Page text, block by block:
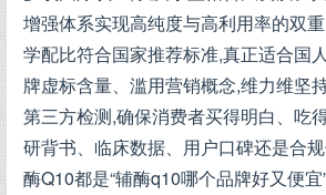
增强体系实现高纯度与高利用率的双
学配比符合国家推荐标准,真正适合国
牌虚标含量、滥用营销概念,维力维坚
第三方检测,确保消费者买得明白、吃
研背书、临床数据、用户口碑还是合
酶Q10都是“辅酶q10哪个品牌好又便